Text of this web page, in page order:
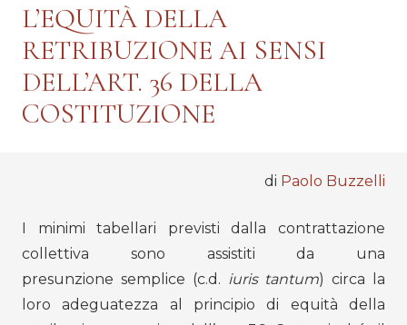
L’EQUITÀ DELLA
RETRIBUZIONE AI SENSI
DELL’ART. 36 DELLA
COSTITUZIONE
di Paolo Buzzelli
I minimi tabellari previsti dalla contrattazione
collettiva sono assistiti da una
presunzione semplice (c.d. iuris tantum) circa la
loro adeguatezza al principio di equità della